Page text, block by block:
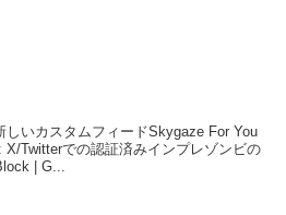
いカスタムフィードSkygaze For You
X/Twitterでの認証済みインプレゾンビの
| G...